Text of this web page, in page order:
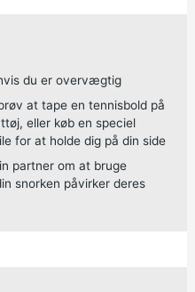
du er overvægtig
at tape en tennisbold på
eller køb en speciel
for at holde dig på din side
partner om at bruge
snorken påvirker deres